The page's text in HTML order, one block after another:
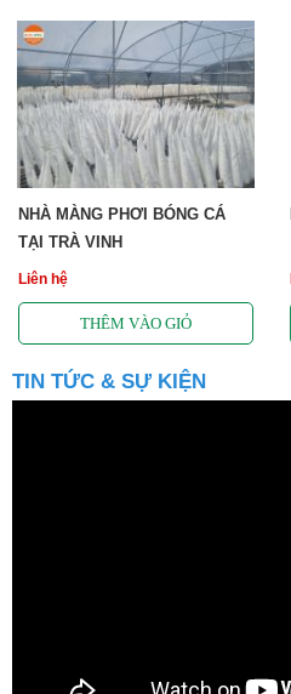
NHÀ MÀNG PHƠI BÓNG CÁ
TẠI TRÀ VINH
Liên hệ